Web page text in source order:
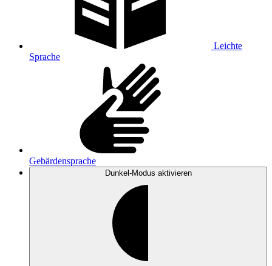
Leichte
Sprache
Gebärdensprache
Dunkel-Modus aktivieren